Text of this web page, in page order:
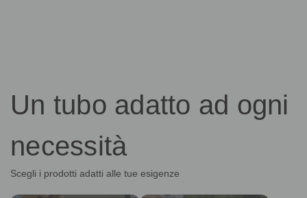
Un tubo adatto ad ogni
necessità
Scegli i prodotti adatti alle tue esigenze